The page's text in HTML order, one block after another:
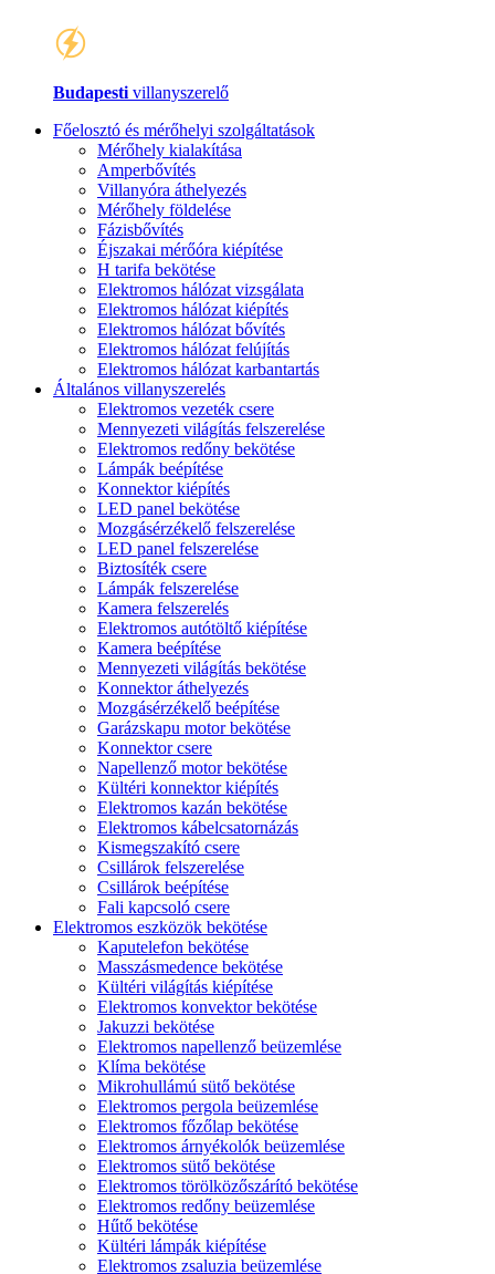
Budapesti villanyszerelő
Főelosztó és mérőhelyi szolgáltatások
Mérőhely kialakítása
Amperbővítés
Villanyóra áthelyezés
Mérőhely földelése
Fázisbővítés
Éjszakai mérőóra kiépítése
H tarifa bekötése
Elektromos hálózat vizsgálata
Elektromos hálózat kiépítés
Elektromos hálózat bővítés
Elektromos hálózat felújítás
Elektromos hálózat karbantartás
Általános villanyszerelés
Elektromos vezeték csere
Mennyezeti világítás felszerelése
Elektromos redőny bekötése
Lámpák beépítése
Konnektor kiépítés
LED panel bekötése
Mozgásérzékelő felszerelése
LED panel felszerelése
Biztosíték csere
Lámpák felszerelése
Kamera felszerelés
Elektromos autótöltő kiépítése
Kamera beépítése
Mennyezeti világítás bekötése
Konnektor áthelyezés
Mozgásérzékelő beépítése
Garázskapu motor bekötése
Konnektor csere
Napellenző motor bekötése
Kültéri konnektor kiépítés
Elektromos kazán bekötése
Elektromos kábelcsatornázás
Kismegszakító csere
Csillárok felszerelése
Csillárok beépítése
Fali kapcsoló csere
Elektromos eszközök bekötése
Kaputelefon bekötése
Masszásmedence bekötése
Kültéri világítás kiépítése
Elektromos konvektor bekötése
Jakuzzi bekötése
Elektromos napellenző beüzemlése
Klíma bekötése
Mikrohullámú sütő bekötése
Elektromos pergola beüzemlése
Elektromos főzőlap bekötése
Elektromos árnyékolók beüzemlése
Elektromos sütő bekötése
Elektromos törölközőszárító bekötése
Elektromos redőny beüzemlése
Hűtő bekötése
Kültéri lámpák kiépítése
Elektromos zsaluzia beüzemlése